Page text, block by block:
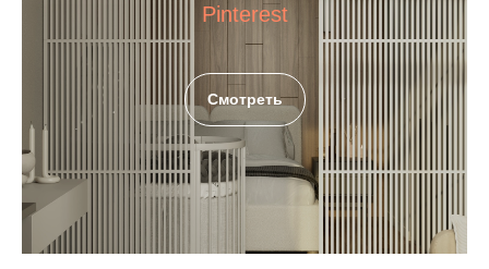
Pinterest
Смотреть